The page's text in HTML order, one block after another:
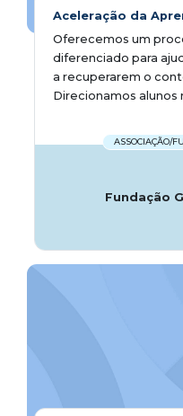
Aceleração da
Oferecemos um
diferenciado para
a recuperarem o
Direcionamos alunos
ASSOCIAÇÃO/
Fundação